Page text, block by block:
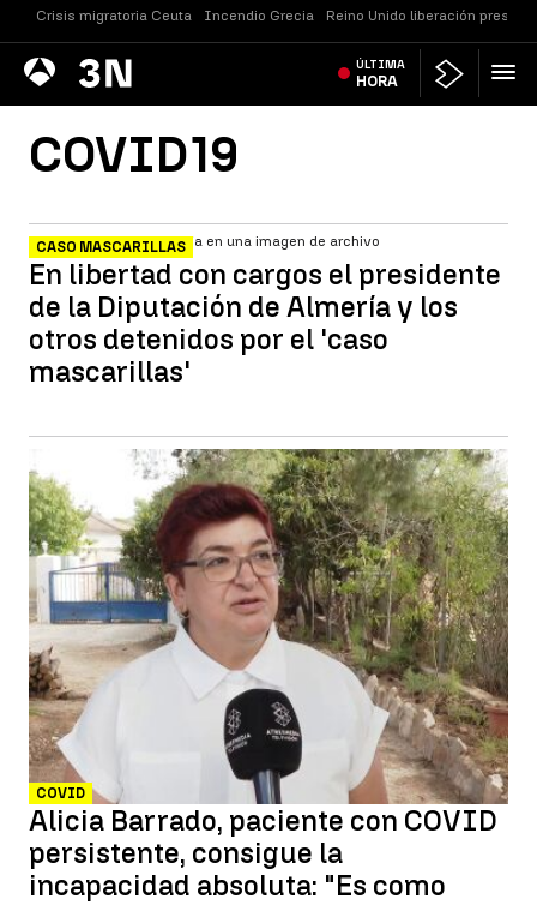
Crisis migratoria Ceuta Incendio Grecia Reino Unido liberación presos
Antena
3 Noticias ÚLTIMA
HORA
COVID19
CASO MASCARILLAS
En libertad con cargos el presidente
de la Diputación de Almería y los
otros detenidos por el 'caso
mascarillas'
COVID
Alicia Barrado, paciente con COVID
persistente, consigue la
incapacidad absoluta: "Es como